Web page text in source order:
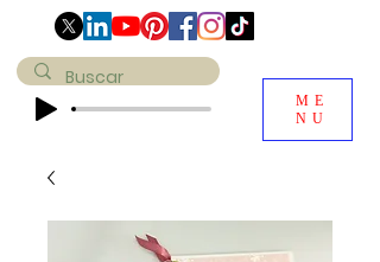
ME
NU